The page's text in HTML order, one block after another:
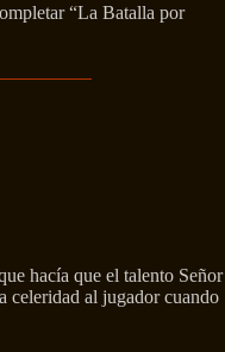
“La Batalla por
hacía que el talento Señor
celeridad al jugador cuando